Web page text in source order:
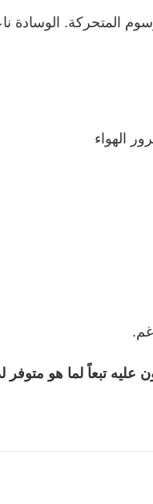
المتحركة. الوسادة
الهواء
عليه تبعاً لما هو